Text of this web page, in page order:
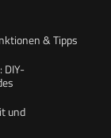
& Tipps
DIY-
und